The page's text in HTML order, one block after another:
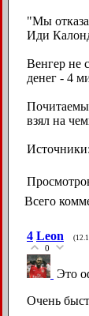
"Мы
Иди
Венгер не
денег - 4
взял на
Всего
4 Leon
0
Это
Очень